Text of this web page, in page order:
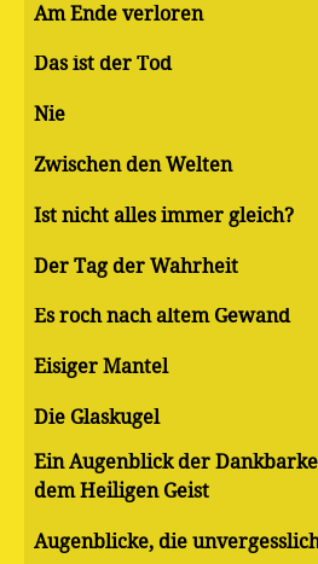
Am Ende verloren
Das ist der Tod
Nie
Zwischen den Welten
Ist nicht alles immer gleich?
Der Tag der Wahrheit
Es roch nach altem Gewand
Eisiger Mantel
Die Glaskugel
Ein Augenblick der
dem Heiligen Geist
Augenblicke, die